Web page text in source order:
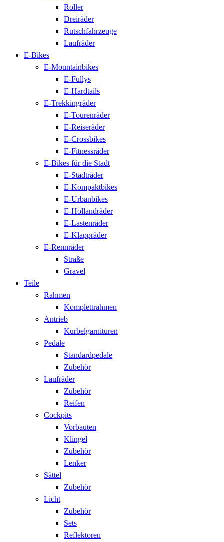
Roller
Dreiräder
Rutschfahrzeuge
Laufräder
E-Bikes
E-Mountainbikes
E-Fullys
E-Hardtails
E-Trekkingräder
E-Tourenräder
E-Reiseräder
E-Crossbikes
E-Fitnessräder
E-Bikes für die Stadt
E-Stadträder
E-Kompaktbikes
E-Urbanbikes
E-Hollandräder
E-Lastenräder
E-Klappräder
E-Rennräder
Straße
Gravel
Teile
Rahmen
Komplettrahmen
Antrieb
Kurbelgarnituren
Pedale
Standardpedale
Zubehör
Laufräder
Zubehör
Reifen
Cockpits
Vorbauten
Klingel
Zubehör
Lenker
Sättel
Zubehör
Licht
Zubehör
Sets
Reflektoren